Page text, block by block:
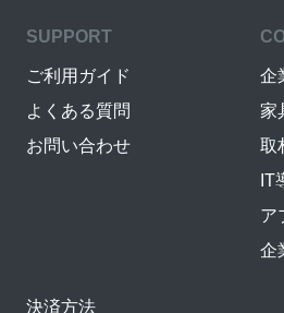
SUPPORT
ご利用ガイド
よくある質問
お問い合わせ
企
家
取
IT
ア
企
決済方法